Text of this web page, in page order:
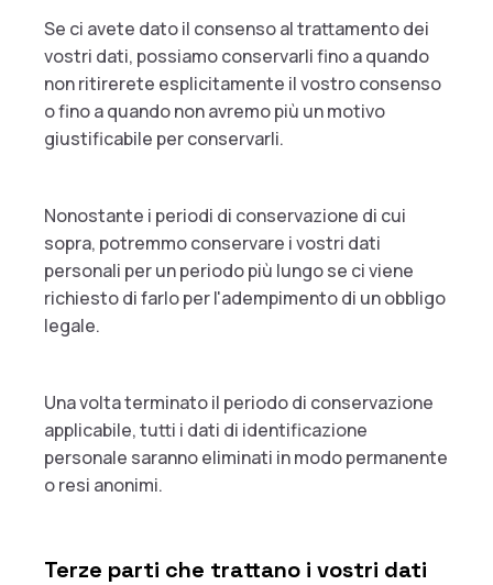
Se ci avete dato il consenso al trattamento dei
vostri dati, possiamo conservarli fino a quando
non ritirerete esplicitamente il vostro consenso
o fino a quando non avremo più un motivo
giustificabile per conservarli.
Nonostante i periodi di conservazione di cui
sopra, potremmo conservare i vostri dati
personali per un periodo più lungo se ci viene
richiesto di farlo per l'adempimento di un obbligo
legale.
Una volta terminato il periodo di conservazione
applicabile, tutti i dati di identificazione
personale saranno eliminati in modo permanente
o resi anonimi.
Terze parti che trattano i vostri dati